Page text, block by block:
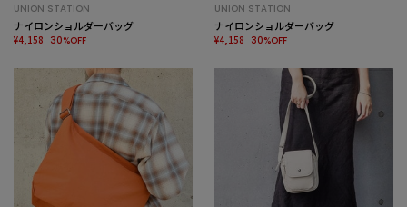
UNION STATION
ナイロンショルダーバッグ
¥4,158 30%OFF
UNION STATION
ナイロンショルダーバッグ
¥4,158 30%OFF